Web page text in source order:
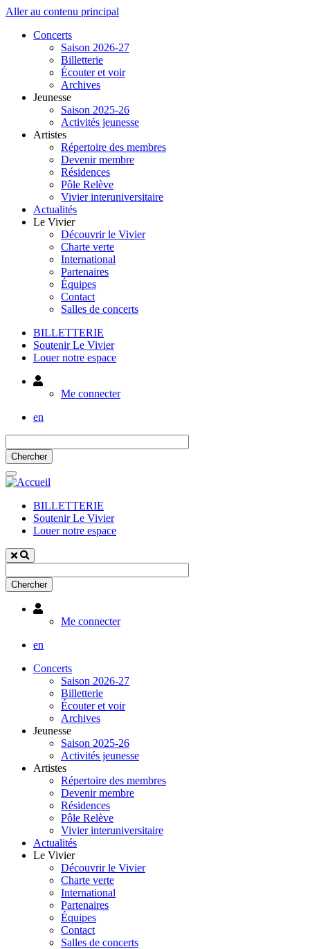
Aller au contenu principal
Concerts
Saison 2026-27
Billetterie
Écouter et voir
Archives
Jeunesse
Saison 2025-26
Activités jeunesse
Artistes
Répertoire des membres
Devenir membre
Résidences
Pôle Relève
Vivier interuniversitaire
Actualités
Le Vivier
Découvrir le Vivier
Charte verte
International
Partenaires
Équipes
Contact
Salles de concerts
BILLETTERIE
Soutenir Le Vivier
Louer notre espace
Utilisateur
Me connecter
en
BILLETTERIE
Soutenir Le Vivier
Louer notre espace
Utilisateur
Me connecter
en
Concerts
Saison 2026-27
Billetterie
Écouter et voir
Archives
Jeunesse
Saison 2025-26
Activités jeunesse
Artistes
Répertoire des membres
Devenir membre
Résidences
Pôle Relève
Vivier interuniversitaire
Actualités
Le Vivier
Découvrir le Vivier
Charte verte
International
Partenaires
Équipes
Contact
Salles de concerts